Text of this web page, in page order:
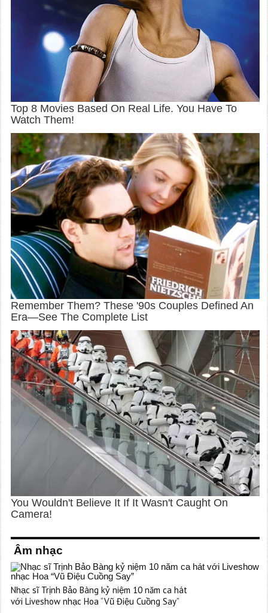
Âm nhạc
Nhạc sĩ Trịnh Bảo Bàng kỷ niệm 10 năm ca hát
với Liveshow nhạc Hoa “Vũ Điệu Cuồng Say”